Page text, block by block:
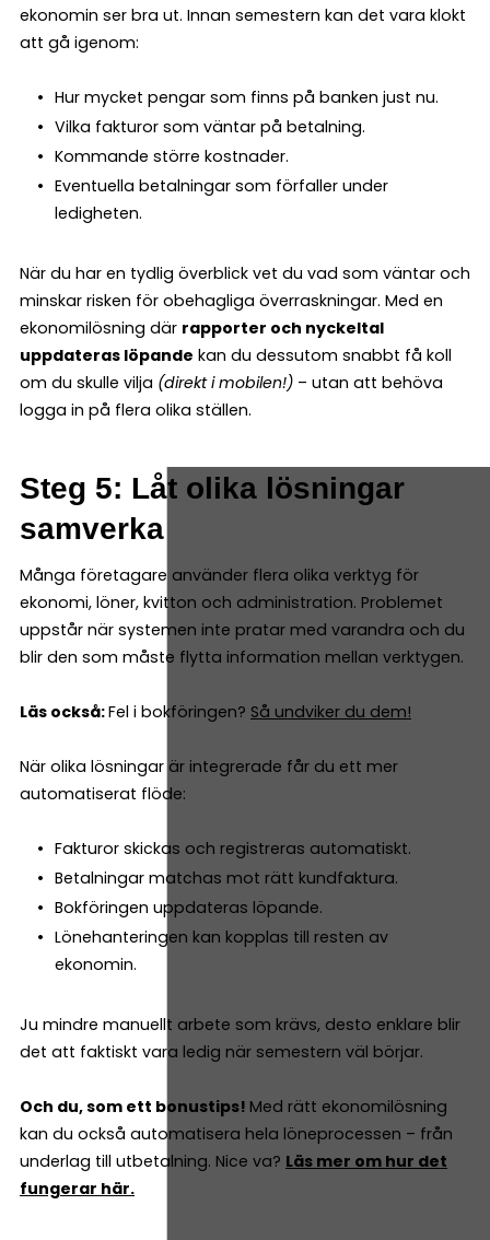
ekonomin ser bra ut. Innan semestern kan det vara klokt
att gå igenom:
Hur mycket pengar som finns på banken just nu.
Vilka fakturor som väntar på betalning.
Kommande större kostnader.
Eventuella betalningar som förfaller under
ledigheten.
När du har en tydlig överblick vet du vad som väntar och
minskar risken för obehagliga överraskningar. Med en
ekonomilösning där rapporter och nyckeltal
uppdateras löpande kan du dessutom snabbt få koll
om du skulle vilja (direkt i mobilen!) – utan att behöva
logga in på flera olika ställen.
Steg 5: Låt olika lösningar
samverka
Många företagare använder flera olika verktyg för
ekonomi, löner, kvitton och administration. Problemet
uppstår när systemen inte pratar med varandra och du
blir den som måste flytta information mellan verktygen.
Läs också:Fel i bokföringen? Så undviker du dem!
När olika lösningar är integrerade får du ett mer
automatiserat flöde:
Fakturor skickas och registreras automatiskt.
Betalningar matchas mot rätt kundfaktura.
Bokföringen uppdateras löpande.
Lönehanteringen kan kopplas till resten av
ekonomin.
Ju mindre manuellt arbete som krävs, desto enklare blir
det att faktiskt vara ledig när semestern väl börjar.
Och du, som ett bonustips! Med rätt ekonomilösning
kan du också automatisera hela löneprocessen – från
underlag till utbetalning. Nice va? Läs mer om hur det
fungerar här.